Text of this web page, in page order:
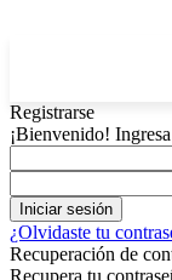
Registrarse
¡Bienvenido!
¿Olvidaste tu
Recuperación de
Recupera tu